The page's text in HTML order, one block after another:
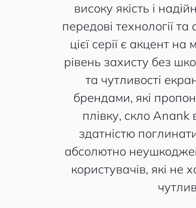
високу якість і
передові технології
цієї серії є акцент на
рівень захисту без
та чутливості
брендами, які
плівку, скло Anank
здатністю
абсолютно
користувачів, які не